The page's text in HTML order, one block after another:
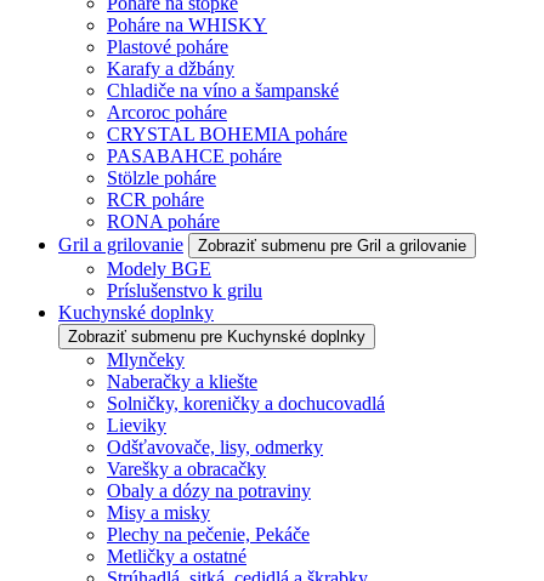
Poháre na WHISKY
Plastové poháre
Karafy a džbány
Chladiče na víno a šampanské
Arcoroc poháre
CRYSTAL BOHEMIA poháre
PASABAHCE poháre
Stölzle poháre
RCR poháre
RONA poháre
Gril a grilovanie
Zobraziť submenu pre Gril a grilovanie
Modely BGE
Príslušenstvo k grilu
Kuchynské doplnky
Zobraziť submenu pre Kuchynské doplnky
Mlynčeky
Naberačky a kliešte
Solničky, koreničky a dochucovadlá
Lieviky
Odšťavovače, lisy, odmerky
Varešky a obracačky
Obaly a dózy na potraviny
Misy a misky
Plechy na pečenie, Pekáče
Metličky a ostatné